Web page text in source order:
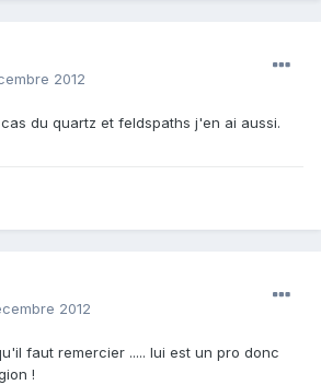
2012
du quartz et feldspaths j'en ai aussi.
2012
faut remercier ..... lui est un pro donc
!